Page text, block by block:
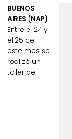
BUENOS
AIRES (NAP)
Entre el 24 y
el 25 de
este mes se
realizó un
taller de